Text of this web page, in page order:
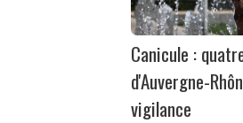
Canicule :
d'Auvergne-
vigilance